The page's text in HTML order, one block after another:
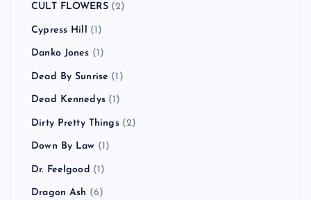
CULT FLOWERS(2)
Cypress Hill (1)
Danko Jones (1)
Dead By Sunrise (1)
Dead Kennedys(1)
Dirty Pretty Things(2)
Down By Law (1)
Dr. Feelgood (1)
Dragon Ash (6)